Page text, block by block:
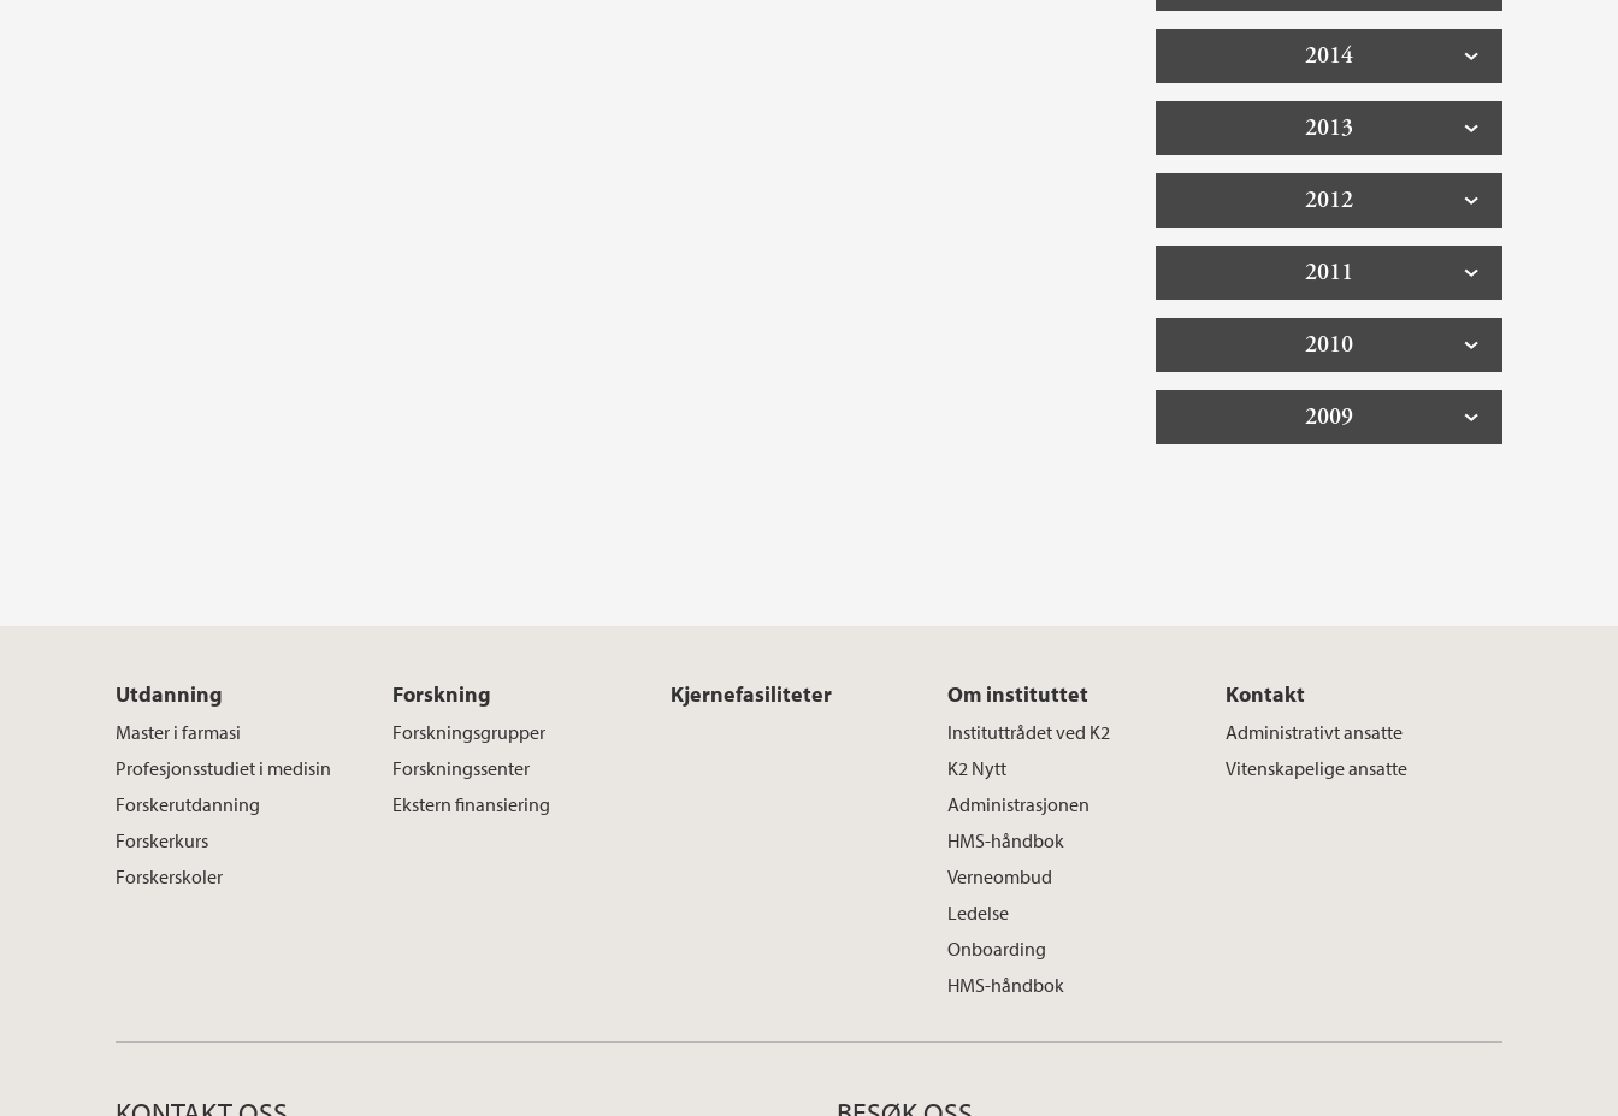
2014
2013
2012
2011
2010
2009
Utdanning
Master i farmasi
Profesjonsstudiet i medisin
Forskerutdanning
Forskerkurs
Forskerskoler
Forskning
Forskningsgrupper
Forskningssenter
Ekstern finansiering
Kjernefasiliteter Om instituttet
Instituttrådet ved K2
K2 Nytt
Administrasjonen
HMS-håndbok
Verneombud
Ledelse
Onboarding
HMS-håndbok
Kontakt
Administrativt ansatte
Vitenskapelige ansatte